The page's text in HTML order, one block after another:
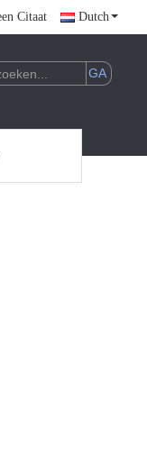
Citaat Dutch
VAN AI-